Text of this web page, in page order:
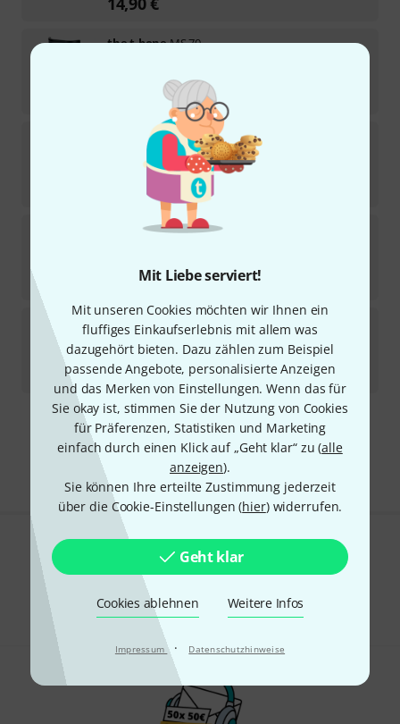
Mit Liebe serviert!
Mit unseren Cookies möchten wir Ihnen ein
fluffiges Einkaufserlebnis mit allem was
dazugehört bieten. Dazu zählen zum Beispiel
passende Angebote, personalisierte Anzeigen
und das Merken von Einstellungen. Wenn das für
Sie okay ist, stimmen Sie der Nutzung von Cookies
für Präferenzen, Statistiken und Marketing
einfach durch einen Klick auf „Geht klar“ zu (alle
anzeigen).
Sie können Ihre erteilte Zustimmung jederzeit
über die Cookie-Einstellungen (hier) widerrufen.
Geht klar
Cookies ablehnen Weitere Infos
Impressum · Datenschutzhinweise
the t.boneMS 70
Sofort lieferbar
the t.boneWS 97 TWS
75
Sofort lieferbar
€
the t.bonemiKe Windscreen BN
€
the t.bone Windscreen EM 9600
In 3–4 Wochen lieferbar
4,90 €
Kostenloser Versand ab 29 €
Alle Preise inkl. MwSt.
Gefällt Ihnen, was Sie sehen?
Teilen Hilfe & Feedback